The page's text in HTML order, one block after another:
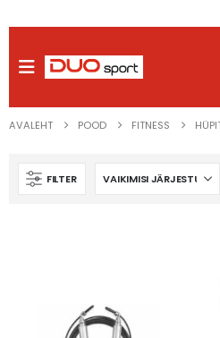
AVALEHT POOD FITNESS
FILTER